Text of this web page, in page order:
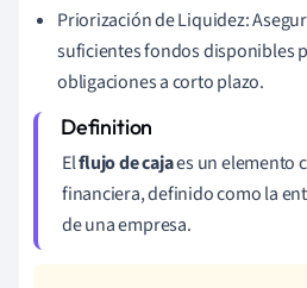
Priorización de Liquidez:
suficientes fondos disponibles
obligaciones a corto plazo.
Elflujo de cajaes un elemento
financiera, definido como la
de una empresa.